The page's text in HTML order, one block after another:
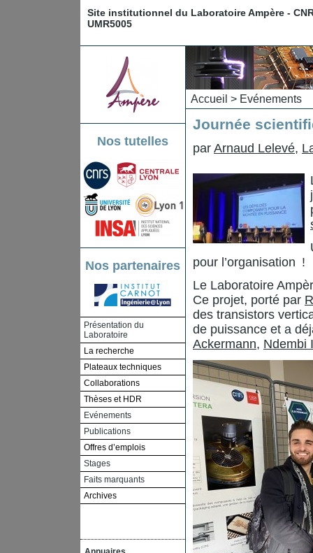
Site institutionnel du Laboratoire Ampère -
UMR5005
Nos tutelles
Nos partenaires
Présentation du
Laboratoire
La recherche
Plateaux techniques
Collaborations
Thèses et HDR
Evénements
Publications
Offres d’emplois
Stages
Faits marquants
Archives
Accueil > Evénements
Journée
par Arnaud Lelevé,
pour l’organisation !
Le Laboratoire
Ce projet, porté par
des transistors
de puissance et a
Ackermann, Ndembi